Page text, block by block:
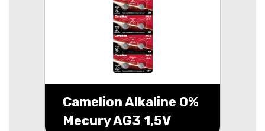
Camelion Alkaline 0%
Mecury AG3 1,5V